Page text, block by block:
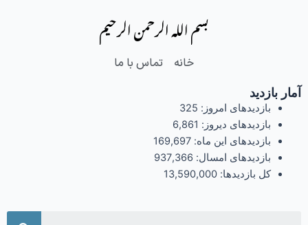
بسم الله الرحمن الرحیم
خانه تماس با ما
آمار بازدید
بازدیدهای امروز: 325
بازدیدهای دیروز: 6,861
بازدیدهای این ماه: 169,697
بازدیدهای امسال: 937,366
کل بازدیدها: 13,590,000